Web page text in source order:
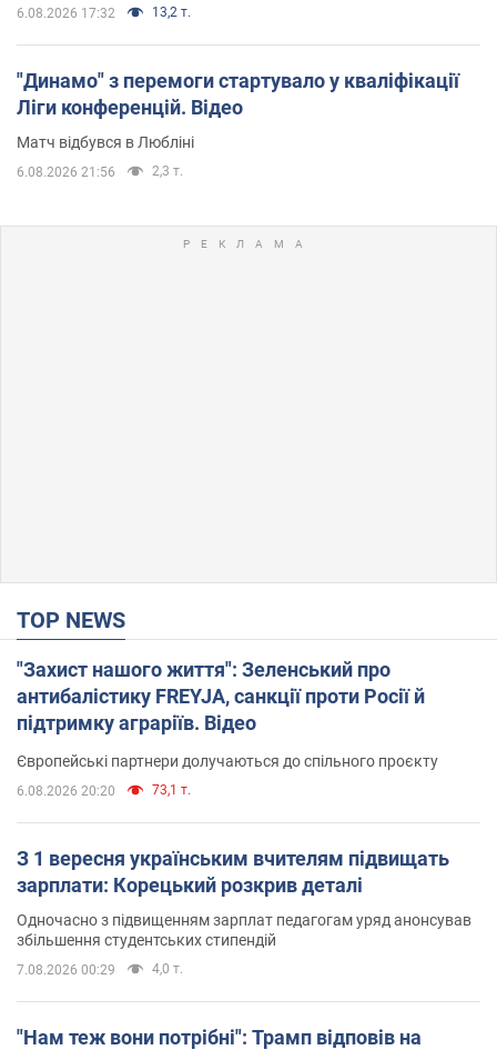
6.08.2026 17:32 13,2 т.
"Динамо" з перемоги стартувало у кваліфікації
Ліги конференцій. Відео
Матч відбувся в Любліні
6.08.2026 21:56 2,3 т.
TOP NEWS
"Захист нашого життя": Зеленський про
антибалістику FREYJA, санкції проти Росії й
підтримку аграріїв. Відео
Європейські партнери долучаються до спільного проєкту
6.08.2026 20:20 73,1 т.
З 1 вересня українським вчителям підвищать
зарплати: Корецький розкрив деталі
Одночасно з підвищенням зарплат педагогам уряд анонсував
збільшення студентських стипендій
7.08.2026 00:29 4,0 т.
"Нам теж вони потрібні": Трамп відповів на